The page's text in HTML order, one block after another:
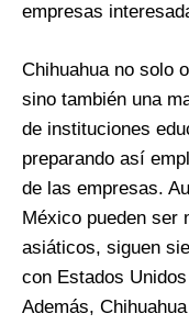
empresas
Chihuahua no solo
sino también una
de instituciones
preparando así
de las empresas.
México pueden ser
asiáticos, siguen
con Estados
Además,